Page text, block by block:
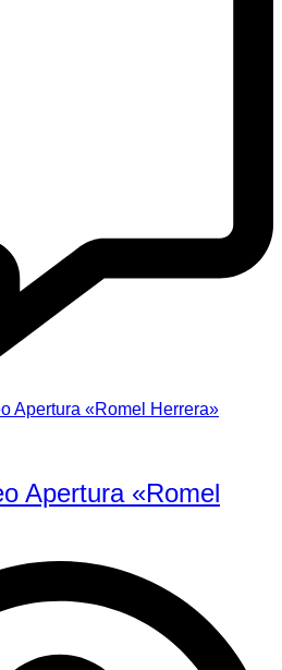
Apertura «Romel